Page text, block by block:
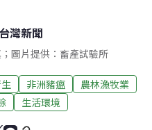
台灣新聞
圖片提供：畜產試驗所
非洲豬瘟
農林漁牧業
生活環境